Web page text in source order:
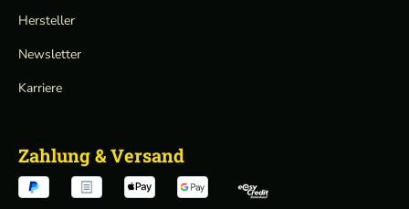
Hersteller
Newsletter
Karriere
Zahlung & Versand